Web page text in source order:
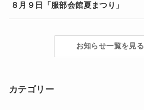
８月９日「服部会館夏まつり」
お知らせ一覧を見る
カテゴリー